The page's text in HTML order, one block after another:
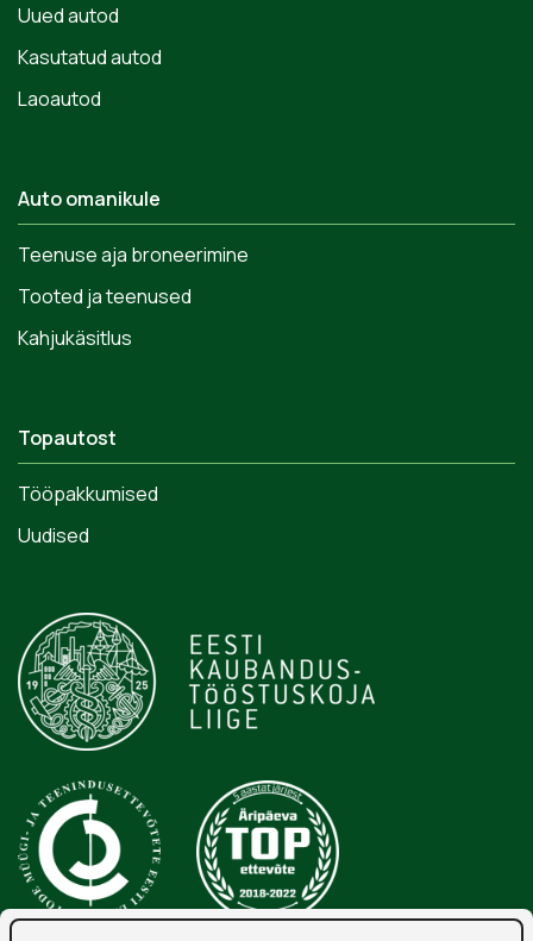
Uued autod
Kasutatud autod
Laoautod
Auto omanikule
Teenuse aja broneerimine
Tooted ja teenused
Kahjukäsitlus
Topautost
Tööpakkumised
Uudised